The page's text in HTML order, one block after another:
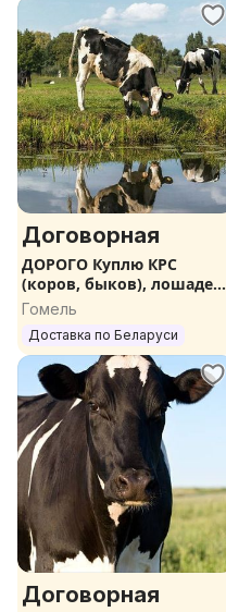
Договорная
ДОРОГО Куплю КРС
(коров, быков), лошадей,
жеребят
Гомель
Доставка по Беларуси
Договорная